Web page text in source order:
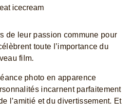
de leur passion commune pour
toute l’importance du
film.
photo en apparence
incarnent parfaitement
l’amitié et du divertissement. Et